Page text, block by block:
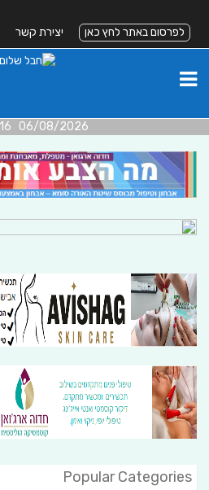
לפרסום באתר לחץ כאן
יצירת קשר
06/08/2026 08:16 08
Popular Categories